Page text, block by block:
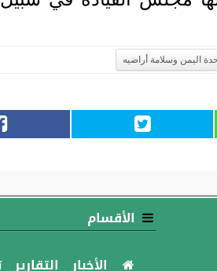
اليمن وسلامة أراضيه
الأقسام
الأخبار التقارير